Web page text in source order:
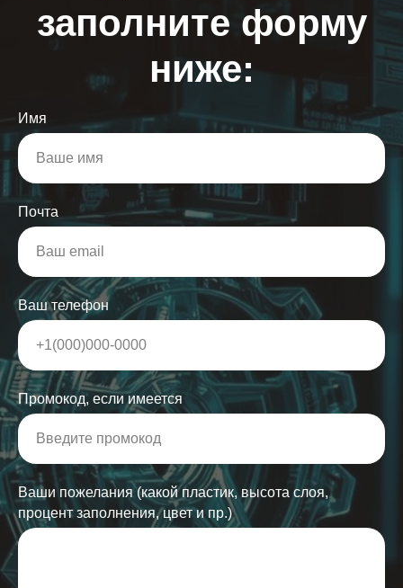
заполните форму
ниже:
Имя
Почта
Ваш телефон
Промокод, если имеется
Ваши пожелания (какой пластик, высота слоя,
процент заполнения, цвет и пр.)